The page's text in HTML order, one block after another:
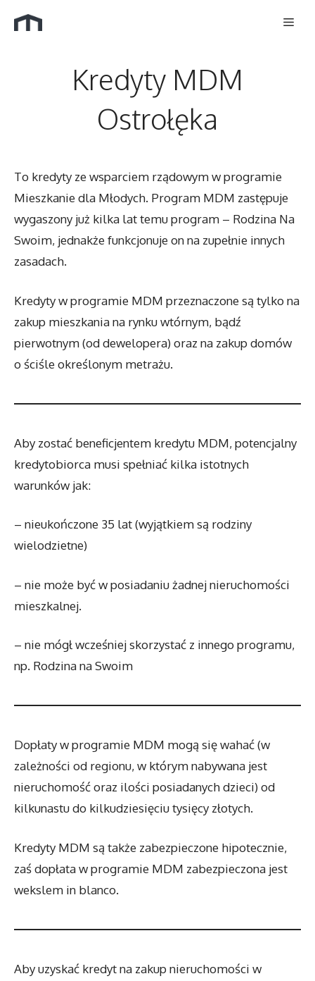
Kredyty MDM
Ostrołęka
To kredyty ze wsparciem rządowym w programie
Mieszkanie dla Młodych. Program MDM zastępuje
wygaszony już kilka lat temu program – Rodzina Na
Swoim, jednakże funkcjonuje on na zupełnie innych
zasadach.
Kredyty w programie MDM przeznaczone są tylko na
zakup mieszkania na rynku wtórnym, bądź
pierwotnym (od dewelopera) oraz na zakup domów
o ściśle określonym metrażu.
Aby zostać beneficjentem kredytu MDM, potencjalny
kredytobiorca musi spełniać kilka istotnych
warunków jak:
– nieukończone 35 lat (wyjątkiem są rodziny
wielodzietne)
– nie może być w posiadaniu żadnej nieruchomości
mieszkalnej.
– nie mógł wcześniej skorzystać z innego programu,
np. Rodzina na Swoim
Dopłaty w programie MDM mogą się wahać (w
zależności od regionu, w którym nabywana jest
nieruchomość oraz ilości posiadanych dzieci) od
kilkunastu do kilkudziesięciu tysięcy złotych.
Kredyty MDM są także zabezpieczone hipotecznie,
zaś dopłata w programie MDM zabezpieczona jest
wekslem in blanco.
Aby uzyskać kredyt na zakup nieruchomości w